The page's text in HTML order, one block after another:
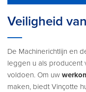
Veiligheid
De Machinerichtlijn en
leggen u als producent
voldoen. Om uw
maken, biedt Vinçotte